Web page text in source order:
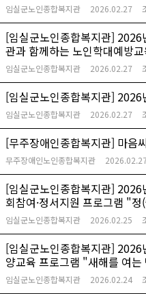
임실군노인종합복지관 2026.02.27
[임실군노인종합복지관]
관과 함께하는 노인학대예방
임실군노인종합복지관 2026.02.27
[임실군노인종합복지관] 2026
임실군노인종합복지관 2026.02.27
[무주장애인종합복지관] 마음
무주장애인노인종합복지관
[임실군노인종합복지관]
회참여·정서지원 프로그램 "
임실군노인종합복지관 2026.02.25
[임실군노인종합복지관] 2026
양교육 프로그램 "새해를 여
임실군노인종합복지관 2026.02.24